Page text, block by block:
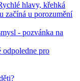
hlavy, křehká
začíná u porozumění
- pozvánka na
odpoledne pro